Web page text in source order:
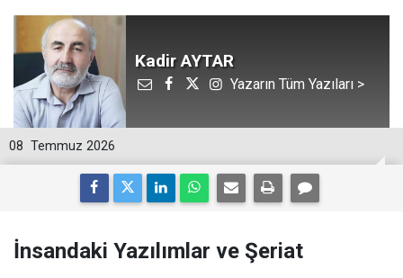
Kadir AYTAR
Yazarın Tüm Yazıları >
08 Temmuz 2026
İnsandaki Yazılımlar ve Şeriat